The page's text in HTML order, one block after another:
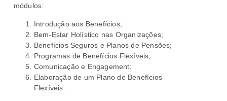
módulos:
Introdução aos Benefícios;
Bem-Estar Holístico nas Organizações;
Benefícios Seguros e Planos de Pensões;
Programas de Benefícios Flexíveis;
Comunicação e Engagement;
Elaboração de um Plano de Benefícios
Flexíveis.